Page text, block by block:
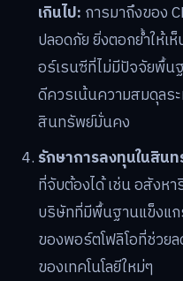
เกินไป: การมาถึงของ
ปลอดภัย ยิ่งตอกย้ำให้เ
อร์เรนซีที่ไม่มีปัจจัยพื้
ดีควรเน้นความสมดุลร
สินทรัพย์มั่นคง
รักษาการลงทุนในสิน
ที่จับต้องได้ เช่น อสังห
บริษัทที่มีพื้นฐานแข็งแ
ของพอร์ตโฟลิโอที่ช่วย
ของเทคโนโลยีใหม่ๆ